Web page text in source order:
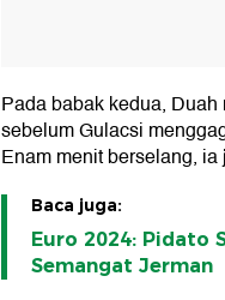
Pada babak kedua,
sebelum Gulacsi
Enam menit berselang,
Baca juga:
Euro 2024: Pidato
Semangat Jerman